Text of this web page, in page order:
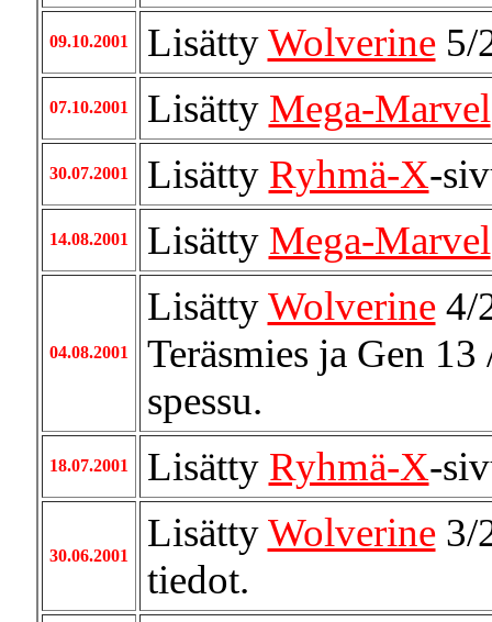
09.10.2001 LisättyWolverine5/
07.10.2001 Lisätty Mega-Marvel
30.07.2001 Lisätty Ryhmä-X-
14.08.2001 Lisätty Mega-Marvel
04.08.2001
LisättyWolverine4/
Teräsmies ja Gen
spessu.
18.07.2001 Lisätty Ryhmä-X-
30.06.2001
LisättyWolverine3/
tiedot.